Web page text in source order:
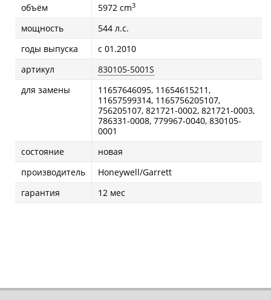
объём
5972 cm3
мощность
544 л.с.
годы выпуска
с 01.2010
артикул
830105-5001S
для замены
11657646095, 11654615211,
11657599314, 1165756205107,
756205107, 821721-0002, 821721-0003,
786331-0008, 779967-0040, 830105-
0001
состояние
новая
производитель
Honeywell/Garrett
гарантия
12 мес